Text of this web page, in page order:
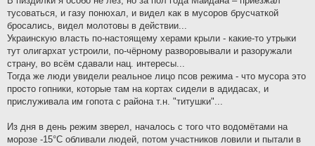
тусоваться, и газу понюхал, и видел как в мусоров брусчаткой
бросались, видел молотовы в действии...
Украинскую власть по-настоящему херами крыли - какие-то утрыки
тут олигархат устроили, по-чёрному разворовывали и разоружали
страну, во всём сдавали нац. интересы...
Тогда же люди увидели реальное лицо псов режима - что мусора это
просто гопники, которые там на кортах сидели в адидасах, и
прислуживала им гопота с района т.н. "титушки"...
Из дня в день режим зверел, началось с того что водомётами на
морозе -15°С обливали людей, потом участников ловили и пытали в